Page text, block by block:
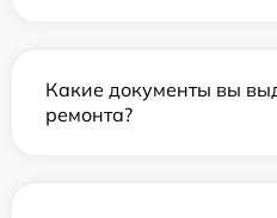
Какие документы вы
ремонта?